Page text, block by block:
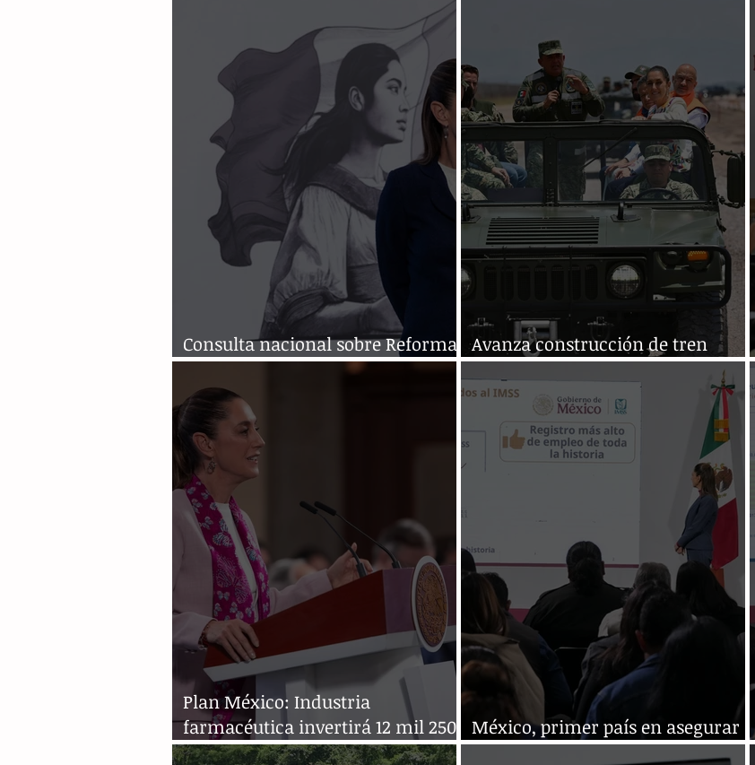
Consulta nacional sobre Reforma
Electoral comienza en octubre
Avanza construcción de tren
México-Pachuca
Plan México: Industria
farmacéutica invertirá 12 mil 250
mdp
México, primer país en asegurar a
trabajadores de apps